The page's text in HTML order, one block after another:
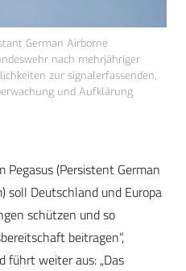
German Airborne
nach mehrjähriger
zur signalerfassenden,
und Aufklärung
Pegasus (Persistent German
soll Deutschland und Europa
schützen und so
beitragen“,
führt weiter aus: „Das